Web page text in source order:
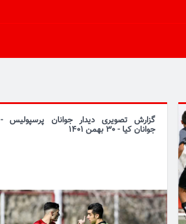
گزارش تصویری دیدار جوانان پرسپولیس -
جوانان کیا - 30 بهمن 1401